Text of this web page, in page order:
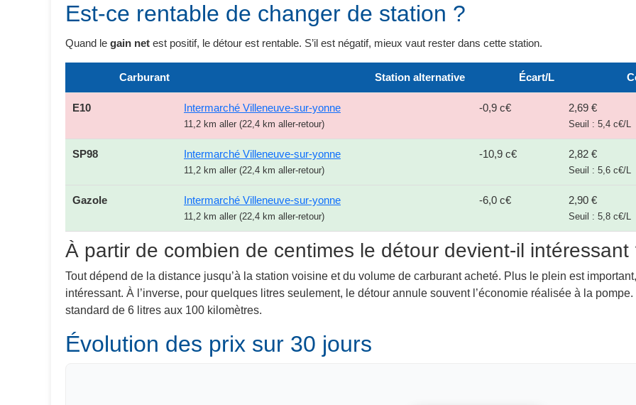
Est-ce rentable de changer de station ?
Quand le gain net est positif, le détour est rentable. S’il est négatif, mieux vaut rester dans cette station.
Carburant Station alternative Écart/L
E10 Intermarché Villeneuve-sur-yonne
11,2 km aller (22,4 km aller-retour)
-0,9 c€ 2,69 €
Seuil : 5,4 c€/L
SP98 Intermarché Villeneuve-sur-yonne
11,2 km aller (22,4 km aller-retour)
-10,9 c€ 2,82 €
Seuil : 5,6 c€/L
Gazole Intermarché Villeneuve-sur-yonne
11,2 km aller (22,4 km aller-retour)
-6,0 c€ 2,90 €
Seuil : 5,8 c€/L
À partir de combien de centimes le détour devient-il intéressant
Tout dépend de la distance jusqu’à la station voisine et du volume de carburant acheté. Plus le plein est
intéressant. À l’inverse, pour quelques litres seulement, le détour annule souvent l’économie réalisée à la
standard de 6 litres aux 100 kilomètres.
Évolution des prix sur 30 jours